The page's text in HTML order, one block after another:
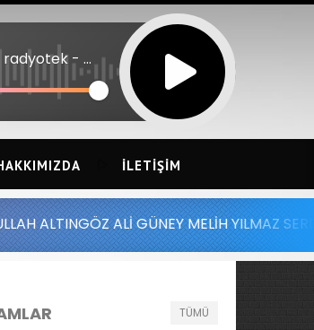
Oto.Islem haber radyotek - erzincanda bugun com 2026 1
İLETIŞIM
GÜNEY MELİH YILMAZ SERDAR AYDIN
TÜMÜ